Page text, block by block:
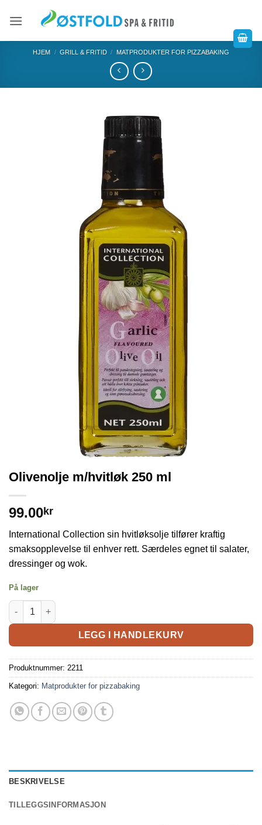
HJEM / GRILL & FRITID / MATPRODUKTER FOR PIZZABAKING
Olivenolje m/hvitløk 250 ml
99.00kr
International Collection sin hvitløksolje tilfører kraftig
smaksopplevelse til enhver rett. Særdeles egnet til salater,
dressinger og wok.
På lager
LEGG I HANDLEKURV
Produktnummer: 2211
Kategori: Matprodukter for pizzabaking
BESKRIVELSE
TILLEGGSINFORMASJON